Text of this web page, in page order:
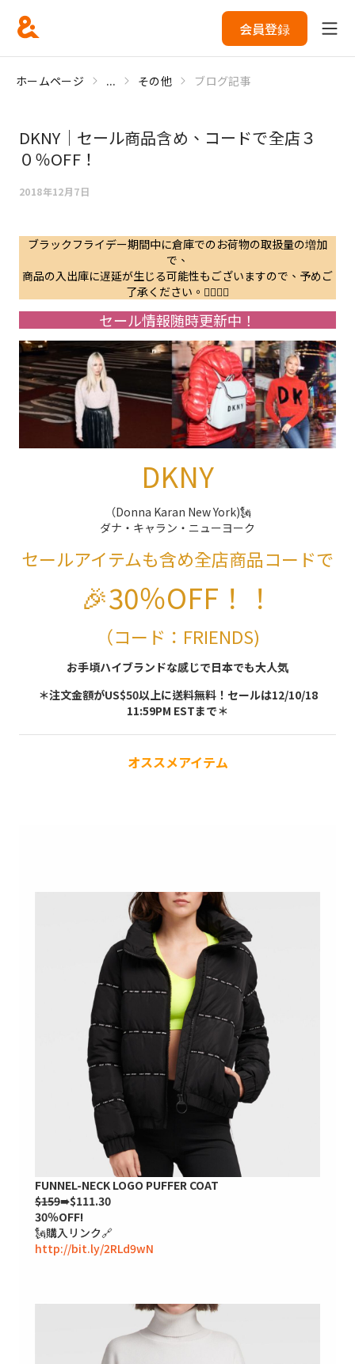
会員登録
ホームページ ... その他 ブログ記事
DKNY｜セール商品含め、コードで全店３
０％OFF！
2018年12月7日
ブラックフライデー期間中に倉庫でのお荷物の取扱量の増加
で、
商品の入出庫に遅延が生じる可能性もございますので、予めご
了承ください。🙇‍♀️🙇‍♂️
セール情報随時更新中！
DKNY
（Donna Karan New York)🗽
ダナ・キャラン・ニューヨーク
セールアイテムも含め全店商品コードで
🎉30％OFF！！
（コード：FRIENDS)
お手頃ハイブランドな感じで日本でも大人気
＊注文金額がUS$50以上に送料無料！セールは12/10/18
11:59PM ESTまで＊
オススメアイテム
FUNNEL-NECK LOGO PUFFER COAT
$159➠$111.30
30％OFF!
🗽購入リンク🔗
http://bit.ly/2RLd9wN